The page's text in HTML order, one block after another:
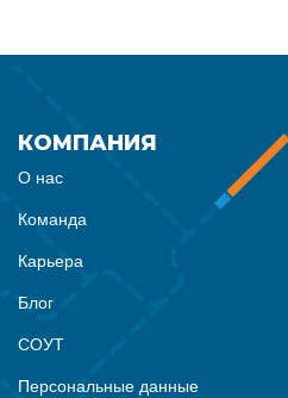
КОМПАНИЯ
О нас
Команда
Карьера
Блог
СОУТ
Персональные данные